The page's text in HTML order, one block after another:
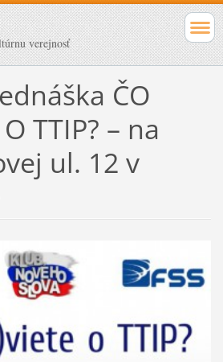
verejnosť
ČO
TTIP? – na
ul. 12 v